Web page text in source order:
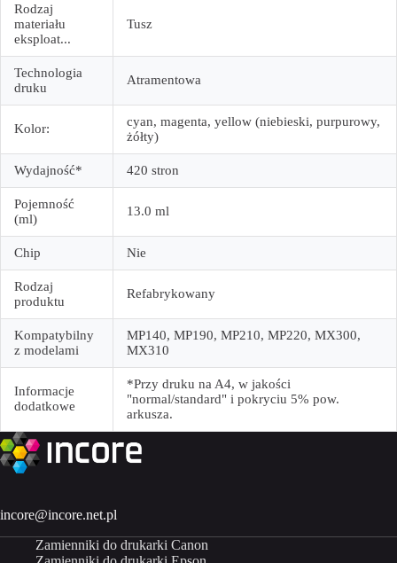
Rodzaj
materiału
eksploat...
Tusz
Technologia
druku
Atramentowa
Kolor:
cyan, magenta, yellow (niebieski, purpurowy,
żółty)
Wydajność* 420 stron
Pojemność
(ml)
13.0 ml
Chip Nie
Rodzaj
produktu
Refabrykowany
Kompatybilny
z modelami
MP140, MP190, MP210, MP220, MX300,
MX310
Informacje
dodatkowe
*Przy druku na A4, w jakości
"normal/standard" i pokryciu 5% pow.
arkusza.
incore@incore.net.pl
Zamienniki do drukarki Canon